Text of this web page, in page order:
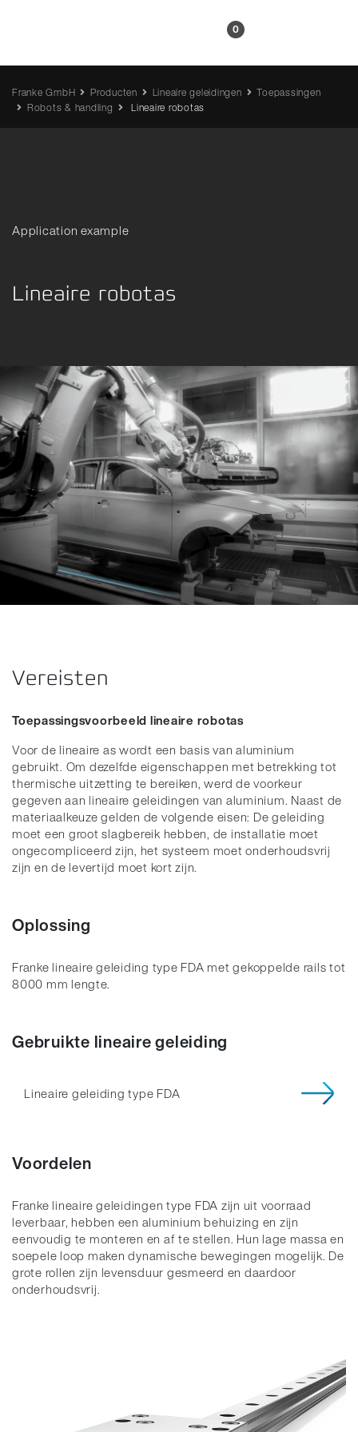
0
Franke GmbH Producten Lineaire geleidingen
Toepassingen
Robots & handling
Lineaire robotas
Application example
Lineaire robotas
Vereisten
Toepassingsvoorbeeld lineaire robotas
Voor de lineaire as wordt een basis van aluminium
gebruikt. Om dezelfde eigenschappen met betrekking tot
thermische uitzetting te bereiken, werd de voorkeur
gegeven aan lineaire geleidingen van aluminium. Naast de
materiaalkeuze gelden de volgende eisen: De geleiding
moet een groot slagbereik hebben, de installatie moet
ongecompliceerd zijn, het systeem moet onderhoudsvrij
zijn en de levertijd moet kort zijn.
Oplossing
Franke lineaire geleiding type FDA met gekoppelde rails tot
8000 mm lengte.
Gebruikte lineaire geleiding
Lineaire geleiding type FDA
Voordelen
Franke lineaire geleidingen type FDA zijn uit voorraad
leverbaar, hebben een aluminium behuizing en zijn
eenvoudig te monteren en af te stellen. Hun lage massa en
soepele loop maken dynamische bewegingen mogelijk. De
grote rollen zijn levensduur gesmeerd en daardoor
onderhoudsvrij.